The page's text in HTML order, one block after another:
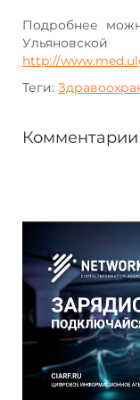
Подробнее
http://
Теги:
Комментарии